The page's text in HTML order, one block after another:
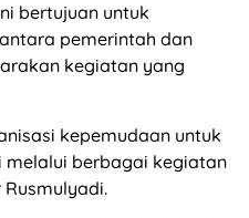
bertujuan untuk
pemerintah dan
kegiatan yang
kepemudaan untuk
berbagai kegiatan